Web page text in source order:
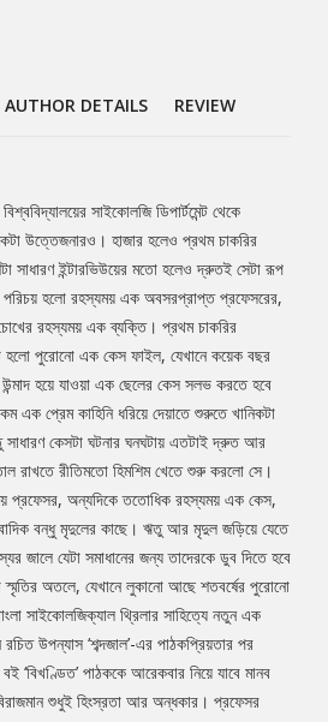
চাইলো সাংবাদিক বন্ধু মৃদুলের কাছে। ঋতু আর
সাহিত্যে নতুন এক মাত্রা যোগ করা রবিন জামান খান
এর পাঠকপ্রিয়তার পর প্রফেসর জ্যাক সিরিজের
পাঠককে আরেকবার নিয়ে যাবে মানব মনের এমন এক
শুধুই হিংস্রতা আর অন্ধকার। প্রফেসর জ্যাকের
আরেকবার স্বাগতম।
AUTHOR DETAILS REVIEW
সাইকোলজি ডিপার্টমেন্ট থেকে
উত্তেজনারও। হাজার হলেও প্রথম চাকরির
সাধারণ ইন্টারভিউয়ের মতো হলেও দ্রুতই সেটা রূপ
হলো রহস্যময় এক অবসরপ্রাপ্ত প্রফেসরের,
রহস্যময় এক ব্যক্তি। প্রথম চাকরির
হলো পুরোনো এক কেস ফাইল, যেখানে কয়েক বছর
হয়ে যাওয়া এক ছেলের কেস সলভ করতে হবে
এক প্রেম কাহিনি ধরিয়ে দেয়াতে শুরুতে খানিকটা
কেসটা ঘটনার ঘনঘটায় এতটাই দ্রুত আর
রাখতে রীতিমতো হিমশিম খেতে শুরু করলো সে।
প্রফেসর, অন্যদিকে ততোধিক রহস্যময় এক কেস,
বন্ধু মৃদুলের কাছে। ঋতু আর মৃদুল জড়িয়ে যেতে
জালে যেটা সমাধানের জন্য তাদেরকে ডুব দিতে হবে
স্মৃতির অতলে, যেখানে লুকানো আছে শতবর্ষের পুরোনো
সাইকোলজিক্যাল থ্রিলার সাহিত্যে নতুন এক
উপন্যাস ‘শব্দজাল’-এর পাঠকপ্রিয়তার পর
‘বিখণ্ডিত’ পাঠককে আরেকবার নিয়ে যাবে মানব
শুধুই হিংস্রতা আর অন্ধকার। প্রফেসর